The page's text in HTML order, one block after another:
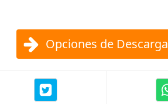
Opciones de Descarga